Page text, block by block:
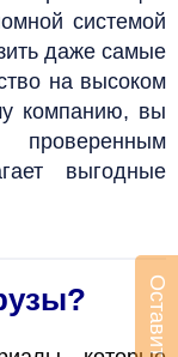
системой
даже самые
на высоком
компанию, вы
выгодные